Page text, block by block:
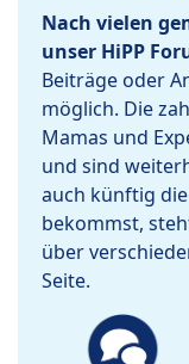
Nach vielen
unser HiPP
Beiträge oder
möglich. Die
Mamas und
und sind
auch künftig
bekommst,
über
Seite.